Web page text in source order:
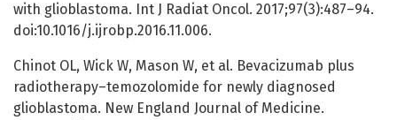
with glioblastoma. Int J Radiat Oncol. 2017;97(3):487–94.
doi:10.1016/j.ijrobp.2016.11.006.
Chinot OL, Wick W, Mason W, et al. Bevacizumab plus
radiotherapy–temozolomide for newly diagnosed
glioblastoma. New England Journal of Medicine.